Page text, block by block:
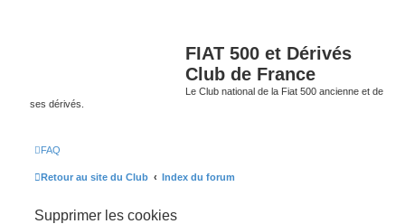
FIAT 500 et Dérivés
Club de France
Le Club national de la Fiat 500 ancienne et de
ses dérivés.
FAQ
Retour au site du Club Index du forum
Supprimer les cookies